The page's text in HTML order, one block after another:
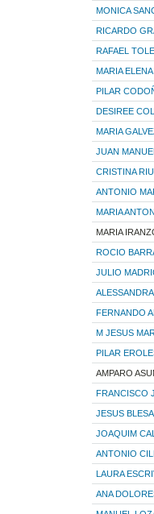
MONICA
RICARDO
RAFAEL
MARIA
PILAR
DESIREE
MARIA
JUAN
CRISTINA
ANTONIO
MARIA
MARIA
ROCIO
JULIO
FERNANDO
M JESUS
PILAR
AMPARO
FRANCISCO
JESUS
JOAQUIM
ANTONIO
LAURA
ANA